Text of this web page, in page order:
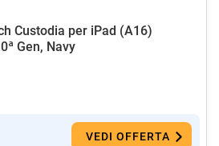
Custodia per iPad (A16)
Gen, Navy
VEDI OFFERTA